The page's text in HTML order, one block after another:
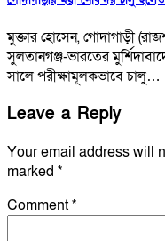
মুক্তার হোসেন, গোদাগাড়ী
সুলতানগঞ্জ-ভারতের
সালে পরীক্ষামূলকভাবে চালু…
Leave a Reply
Your email address will
marked *
Comment*